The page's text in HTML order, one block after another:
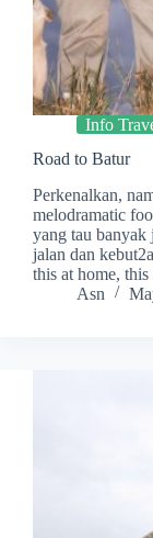
Info
Road to Batur
Perkenalkan,
melodramatic
yang tau banyak
jalan dan
this at home,
Asn